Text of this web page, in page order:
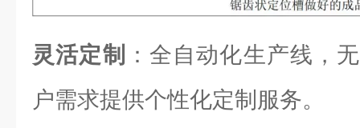
灵活定制
：全自动化生产线，
户需求提供个性化定制服务。